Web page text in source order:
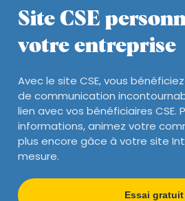
Site CSE
votre entreprise
Avec le site CSE, vous
de communication
lien avec vos bénéficiaires CSE.
informations, animez votre
plus encore gâce à votre site
mesure.
Essai gratuit